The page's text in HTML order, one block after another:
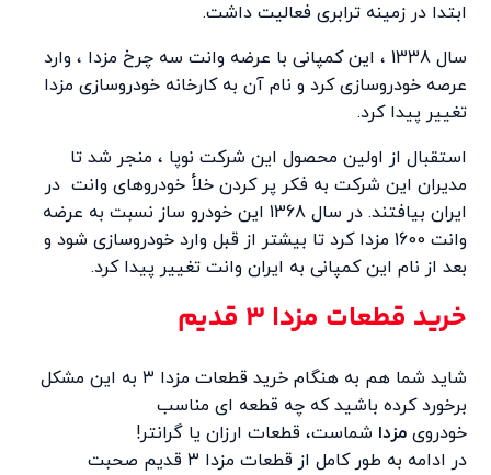
ابتدا در زمینه ترابری فعالیت داشت.
سال 1338 ، این کمپانی با عرضه وانت سه چرخ مزدا ، وارد
عرصه خودروسازی کرد و نام آن به کارخانه خودروسازی مزدا
تغییر پیدا کرد.
استقبال از اولین محصول این شرکت نوپا ، منجر شد تا
مدیران این شرکت به فکر پر کردن خلأ خودروهای وانت در
ایران بیافتند. در سال 1368 این خودرو ساز نسبت به عرضه
وانت 1600 مزدا کرد تا بیشتر از قبل وارد خودروسازی شود و
بعد از نام این کمپانی به ایران وانت تغییر پیدا کرد.
خرید قطعات مزدا 3 قدیم
شاید شما هم به هنگام خرید قطعات مزدا ۳ به این مشکل
برخورد کرده باشید که چه قطعه ای مناسب
خودرویمزدا شماست، قطعات ارزان یا گرانتر!
در ادامه به طور کامل از قطعات مزدا ۳ قدیم صحبت